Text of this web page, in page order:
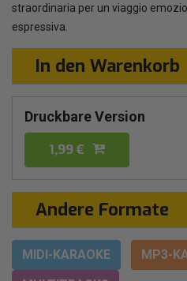
straordinaria per un viaggio
espressiva.
In den Warenkorb
Druckbare Version
1,99 €
Andere Formate
MIDI-KARAOKE MP3-